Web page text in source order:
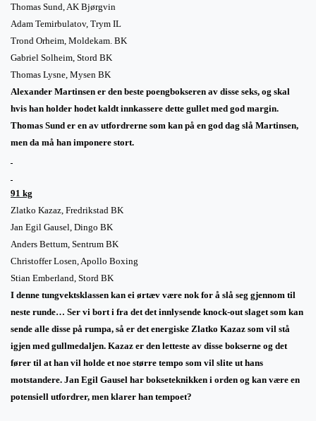
Thomas Sund, AK Bjørgvin
Adam Temirbulatov, Trym IL
Trond Orheim, Moldekam. BK
Gabriel Solheim, Stord BK
Thomas Lysne, Mysen BK
Alexander Martinsen er den beste poengbokseren av disse seks, og skal
hvis han holder hodet kaldt innkassere dette gullet med god margin.
Thomas Sund er en av utfordrerne som kan på en god dag slå Martinsen,
men da må han imponere stort.
91 kg
Zlatko Kazaz, Fredrikstad BK
Jan Egil Gausel, Dingo BK
Anders Bettum, Sentrum BK
Christoffer Losen, Apollo Boxing
Stian Emberland, Stord BK
I denne tungvektsklassen kan ei ørtæv være nok for å slå seg gjennom til
neste runde… Ser vi bort i fra det det innlysende knock-out slaget som kan
sende alle disse på rumpa, så er det energiske Zlatko Kazaz som vil stå
igjen med gullmedaljen. Kazaz er den letteste av disse bokserne og det
fører til at han vil holde et noe større tempo som vil slite ut hans
motstandere. Jan Egil Gausel har bokseteknikken i orden og kan være en
potensiell utfordrer, men klarer han tempoet?